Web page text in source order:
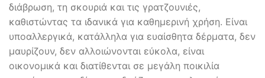
διάβρωση, τη σκουριά και τις γρατζουνιές,
καθιστώντας τα ιδανικά για καθημερινή χρήση. Είναι
υποαλλεργικά, κατάλληλα για ευαίσθητα δέρματα, δεν
μαυρίζουν, δεν αλλοιώνονται εύκολα, είναι
οικονομικά και διατίθενται σε μεγάλη ποικιλία